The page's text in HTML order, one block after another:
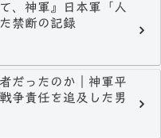
、神軍』日本軍「人
禁断の記録
だったのか｜神軍平
争責任を追及した男